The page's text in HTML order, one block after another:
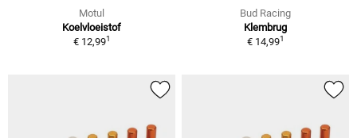
Motul
Koelvloeistof
€ 12,991
Bud Racing
Klembrug
€ 14,991